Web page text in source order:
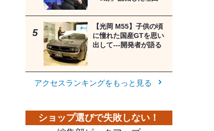
【光岡 M55】子供の頃
に憧れた国産GTを思い
出して---開発者が語る
アクセスランキングをもっと見る